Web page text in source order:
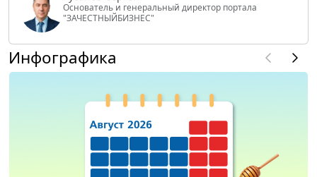
Основатель и генеральный директор портала
"ЗАЧЕСТНЫЙБИЗНЕС"
Инфографика